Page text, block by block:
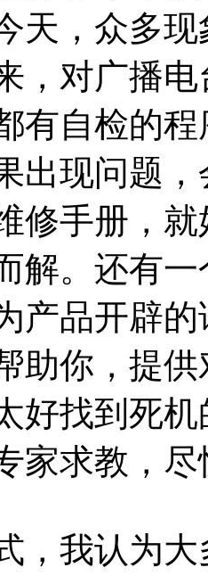
天，众多
，对广播
有自检的
出现问题
修手册，
解。还有
产品开辟
助你，提
好找到死
家求教，
，我认为